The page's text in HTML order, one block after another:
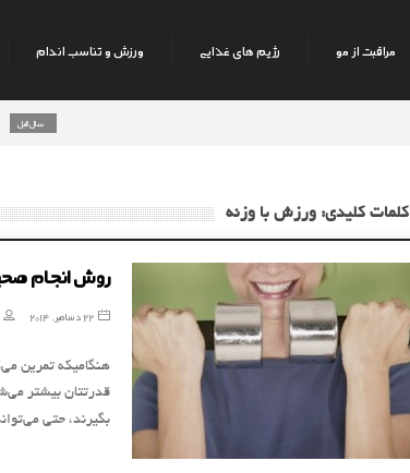
مراقبت از مو رژیم های غذایی ورزش و تناسب اندام
ماسک
کلمات کلیدی: ورزش با وزنه
روش انجام
22 دسامبر, 2014
هنگامیکه تمرین
قدرتتان بیشتر
بگیرند، حتی